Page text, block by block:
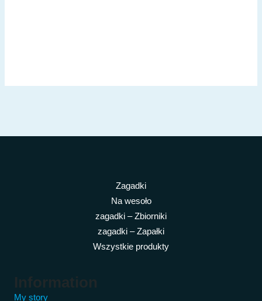
Zagadki
Na wesoło
zagadki – Zbiorniki
zagadki – Zapałki
Wszystkie produkty
Information
My story